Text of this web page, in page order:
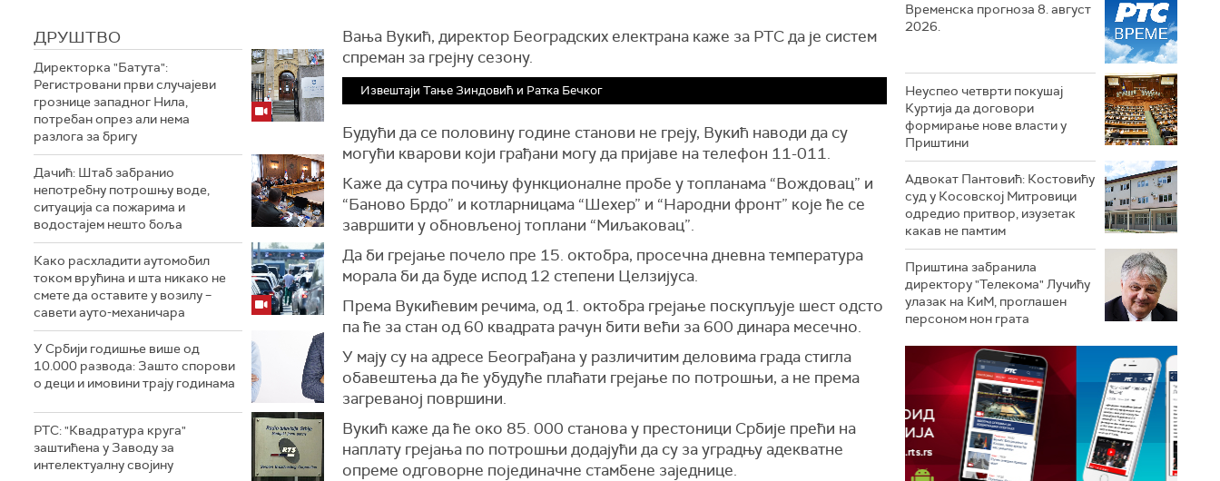
ДРУШТВО
Директорка "Батута":
Регистровани први случајеви
грознице западног Нила,
потребан опрез али нема
разлога за бригу
Дачић: Штаб забранио
непотребну потрошњу воде,
ситуација са пожарима и
водостајем нешто боља
Како расхладити аутомобил
током врућина и шта никако не
смете да оставите у возилу –
савети ауто-механичара
У Србији годишње више од
10.000 развода: Зашто спорови
о деци и имовини трају годинама
РТС: "Квадратура круга"
заштићена у Заводу за
интелектуалну својину
Вања Вукић, директор Београдских електрана каже за РТС да је систем
спреман за грејну сезону.
Извештаји Тање Зиндовић и Ратка Бечког
Будући да се половину године станови не греју, Вукић наводи да су
могући кварови који грађани могу да пријаве на телефон 11-011.
Каже да сутра почињу функционалне пробе у топланама “Вождовац” и
“Баново Брдо” и котларницама “Шехер” и “Народни фронт” које ће се
завршити у обновљеној топлани “Миљаковац”.
Да би грејање почело пре 15. октобра, просечна дневна температура
морала би да буде испод 12 степени Целзијуса.
Према Вукићевим речима, од 1. октобра грејање поскупљује шест одсто
па ће за стан од 60 квадрата рачун бити већи за 600 динара месечно.
У мају су на адресе Београђана у различитим деловима града стигла
обавештења да ће убудуће плаћати грејање по потрошњи, а не према
загреваној површини.
Вукић каже да ће око 85. 000 станова у престоници Србије прећи на
наплату грејања по потрошњи додајући да су за уградњу адекватне
опреме одговорне појединачне стамбене заједнице.
Временска прогноза 8. август
2026.
Неуспео четврти покушај
Куртија да договори
формирање нове власти у
Приштини
Адвокат Пантовић: Костовићу
суд у Косовској Митровици
одредио притвор, изузетак
какав не памтим
Приштина забранила
директору "Телекома" Лучићу
улазак на КиМ, проглашен
персоном нон грата